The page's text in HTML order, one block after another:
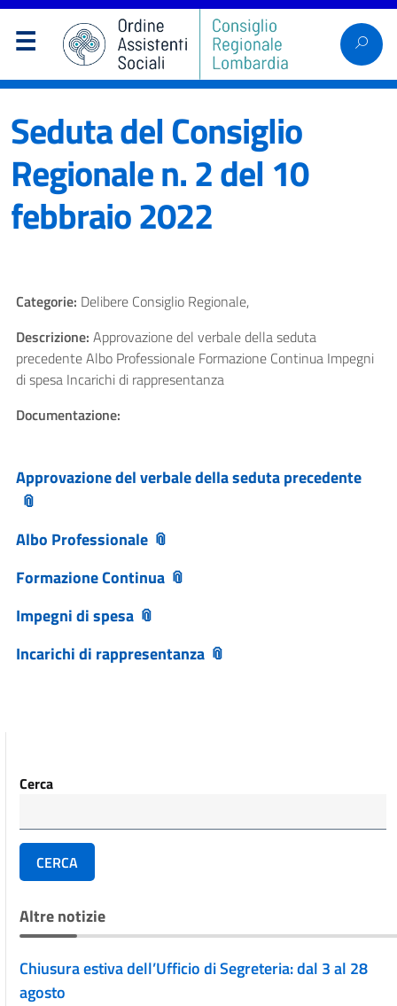
Seduta del Consiglio
Regionale n. 2 del 10
febbraio 2022
Categorie: Delibere Consiglio Regionale,
Descrizione: Approvazione del verbale della seduta
precedente Albo Professionale Formazione Continua Impegni
di spesa Incarichi di rappresentanza
Documentazione:
Approvazione del verbale della seduta precedente
Albo Professionale
Formazione Continua
Impegni di spesa
Incarichi di rappresentanza
Cerca
CERCA
Altre notizie
Chiusura estiva dell’Ufficio di Segreteria: dal 3 al 28
agosto